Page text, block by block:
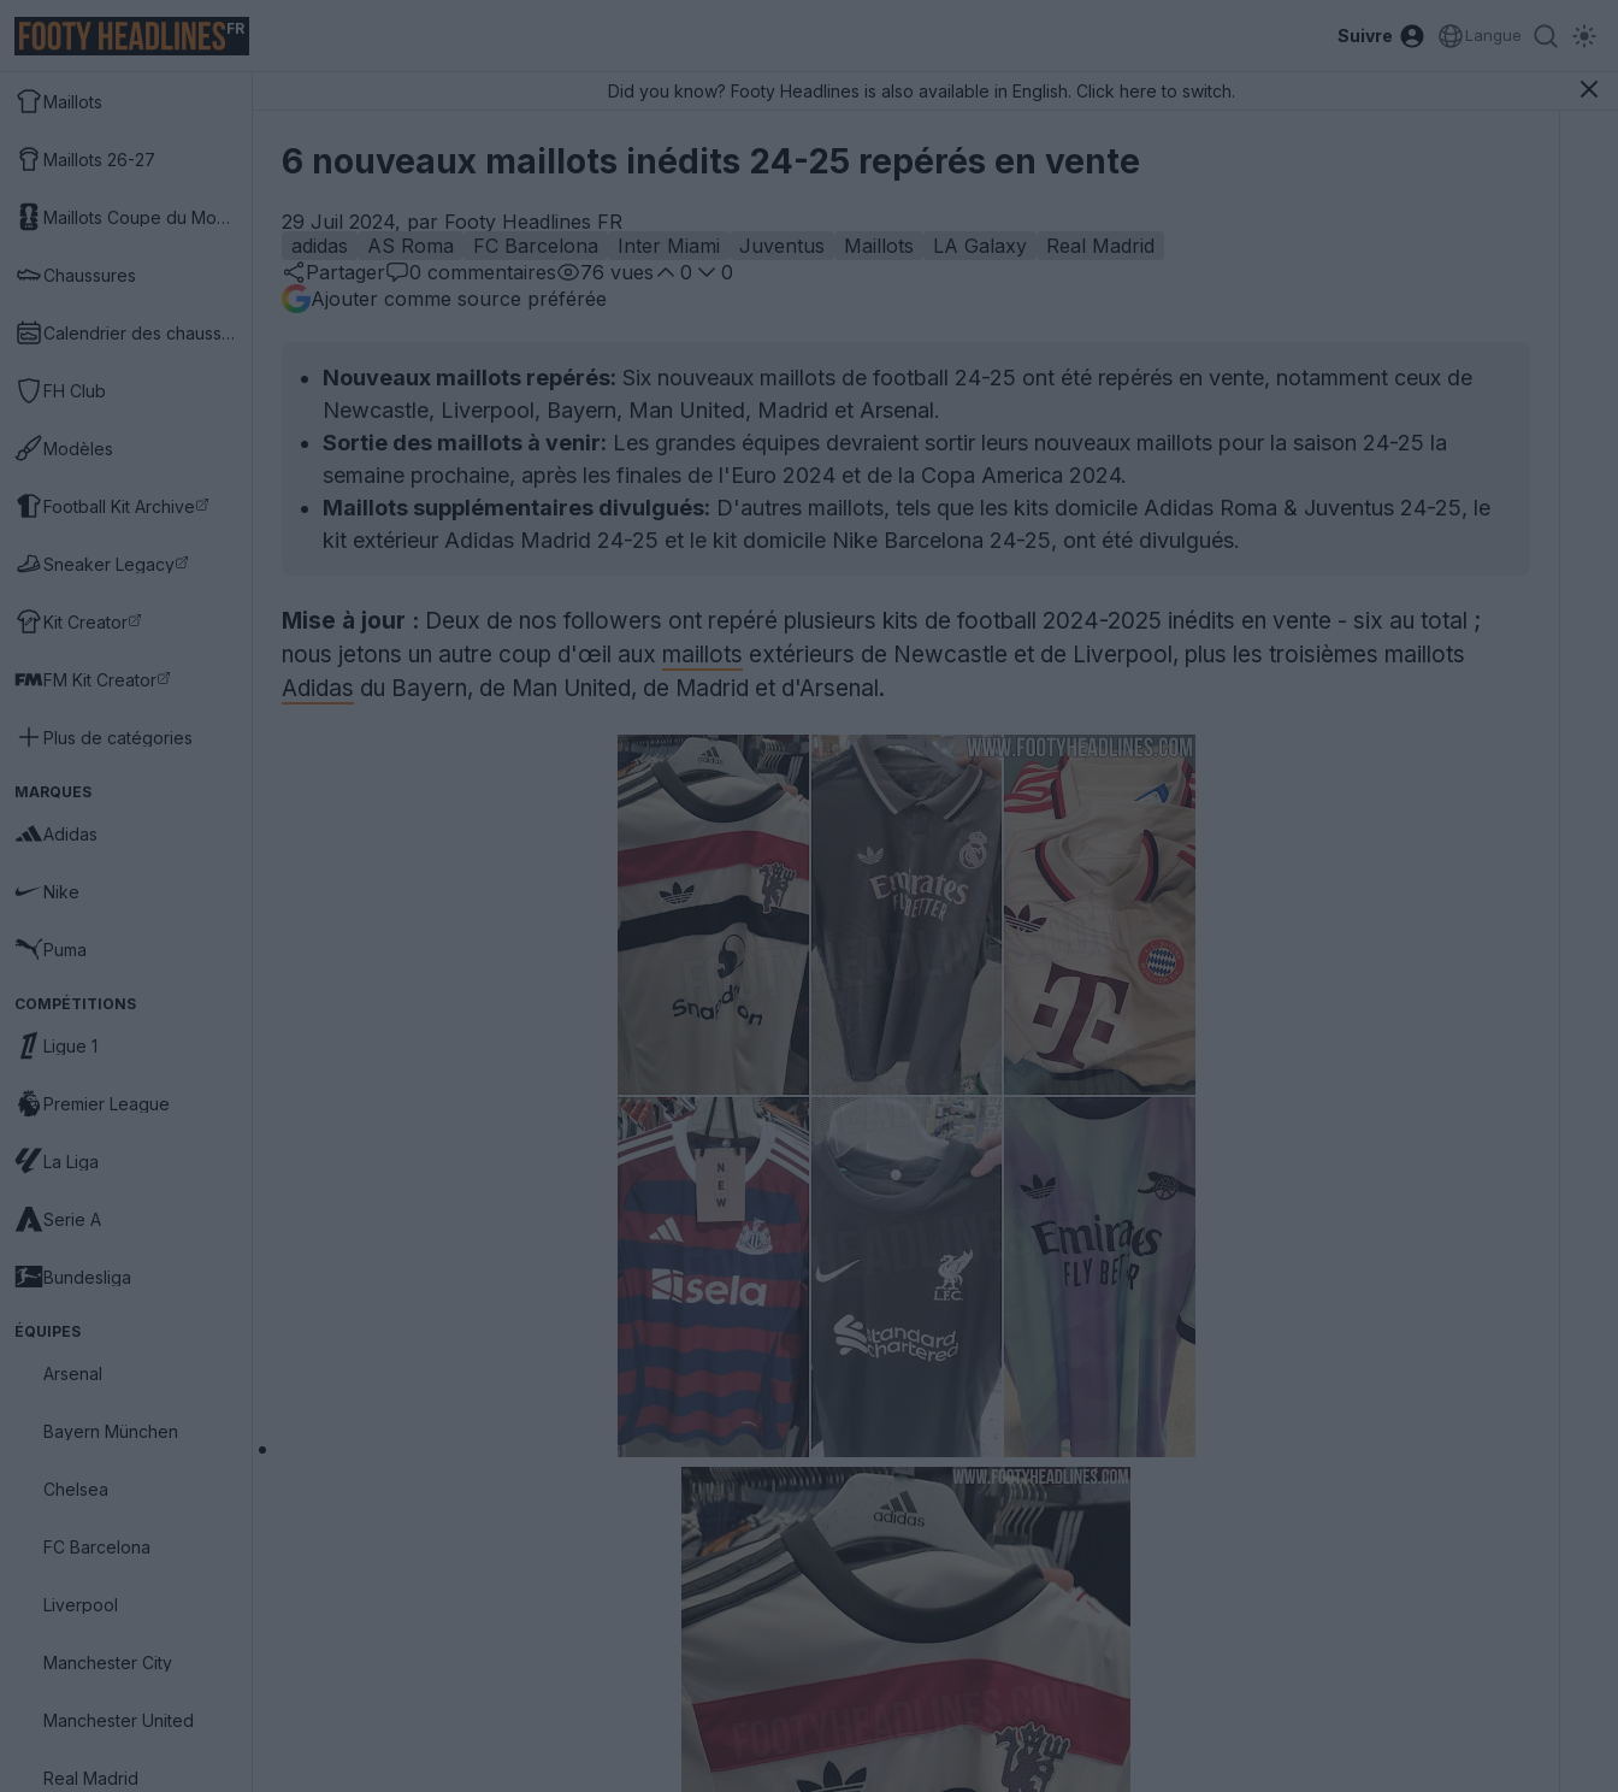
FR Suivre Langue
Maillots
Maillots 26-27
Maillots Coupe du Monde 2026
Chaussures
Calendrier des chaussures
FH Club
Modèles
Football Kit Archive
Sneaker Legacy
Kit Creator
FM Kit Creator
Plus de catégories
MARQUES
Adidas
Nike
Puma
COMPÉTITIONS
Ligue 1
Premier League
La Liga
Serie A
Bundesliga
ÉQUIPES
Arsenal
Bayern München
Chelsea
FC Barcelona
Liverpool
Manchester City
Manchester United
Real Madrid
Did you know? Footy Headlines is also available in English. Click here to switch.
6 nouveaux maillots inédits 24-25 repérés en vente
29 Juil 2024, par Footy Headlines FR
adidas
AS Roma FC Barcelona Inter Miami Juventus Maillots LA Galaxy
Real Madrid
Partager
0 commentaires 76 vues 0
0
Ajouter comme source préférée
Nouveaux maillots repérés: Six nouveaux maillots de football 24-25 ont été repérés en vente, notamment ceux de
Newcastle, Liverpool, Bayern, Man United, Madrid et Arsenal.
Sortie des maillots à venir: Les grandes équipes devraient sortir leurs nouveaux maillots pour la saison 24-25 la
semaine prochaine, après les finales de l'Euro 2024 et de la Copa America 2024.
Maillots supplémentaires divulgués: D'autres maillots, tels que les kits domicile Adidas Roma & Juventus 24-25, le
kit extérieur Adidas Madrid 24-25 et le kit domicile Nike Barcelona 24-25, ont été divulgués.
Mise à jour : Deux de nos followers ont repéré plusieurs kits de football 2024-2025 inédits en vente - six au total ;
nous jetons un autre coup d'œil aux maillots extérieurs de Newcastle et de Liverpool, plus les troisièmes maillots
Adidas du Bayern, de Man United, de Madrid et d'Arsenal.